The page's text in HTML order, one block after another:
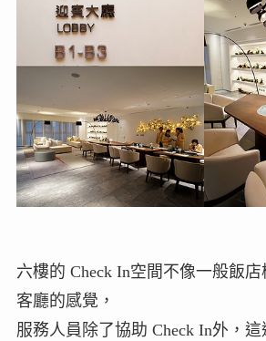
六樓的 Check In空間不像一般飯
客廳的感覺，
服務人員除了協助 Check In外，